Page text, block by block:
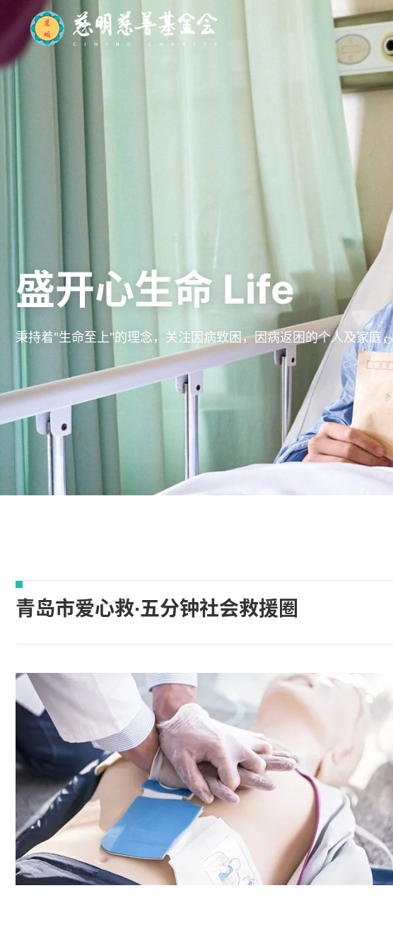
盛开心生命 Life
秉持着"生命至上"的理念，关注因病致困，因病返困的个人及家庭
青岛市爱心救·五分钟社会救援圈